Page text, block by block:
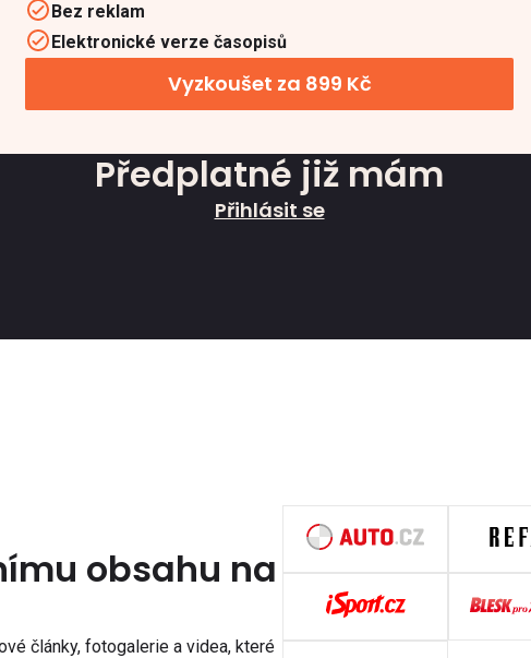
Bez reklam
Elektronické verze časopisů
Vyzkoušet za 899 Kč
Předplatné již mám
Přihlásit se
obsahu na
články, fotogalerie a videa, které